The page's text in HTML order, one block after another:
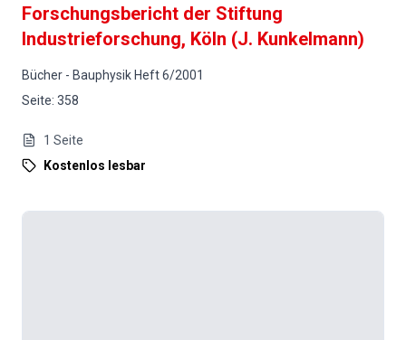
Forschungsbericht der Stiftung
Industrieforschung, Köln (J. Kunkelmann)
Bücher - Bauphysik Heft6/2001
Seite: 358
1 Seite
Kostenlos lesbar